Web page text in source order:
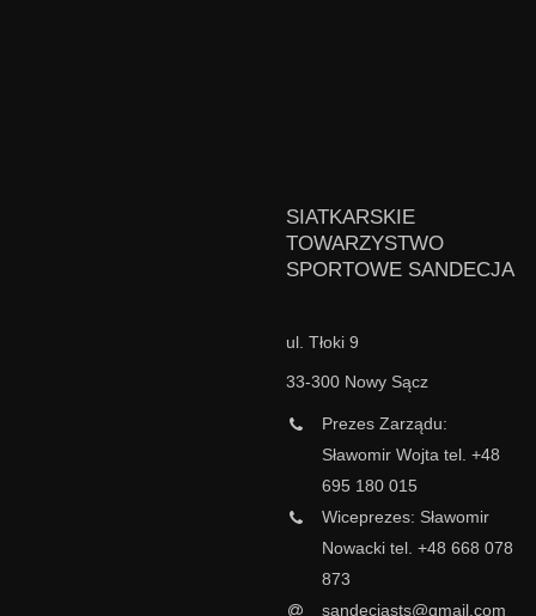
SIATKARSKIE
TOWARZYSTWO
SPORTOWE SANDECJA
ul. Tłoki 9
33-300 Nowy Sącz
Prezes Zarządu:
Sławomir Wojta tel. +48
695 180 015
Wiceprezes: Sławomir
Nowacki tel. +48 668 078
873
sandecjasts@gmail.com